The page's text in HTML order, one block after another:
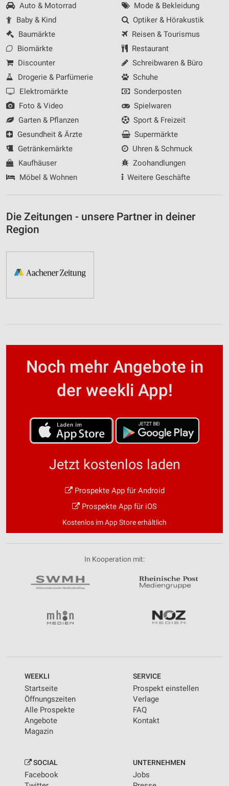
Auto & Motorrad
Baby & Kind
Baumärkte
Biomärkte
Discounter
Drogerie & Parfümerie
Elektromärkte
Foto & Video
Garten & Pflanzen
Gesundheit & Ärzte
Getränkemärkte
Kaufhäuser
Möbel & Wohnen
Mode & Bekleidung
Optiker & Hörakustik
Reisen & Tourismus
Restaurant
Schreibwaren & Büro
Schuhe
Sonderposten
Spielwaren
Sport & Freizeit
Supermärkte
Uhren & Schmuck
Zoohandlungen
Weitere Geschäfte
Die Zeitungen - unsere Partner in deiner
Region
Noch mehr Angebote in
der weekli App!
Jetzt kostenlos laden
Prospekte App für Android
Prospekte App für iOS
Kostenlos im App Store erhältlich
In Kooperation mit:
WEEKLI
Startseite
Öffnungszeiten
Alle Prospekte
Angebote
Magazin
SERVICE
Prospekt einstellen
Verlage
FAQ
Kontakt
SOCIAL
Facebook
UNTERNEHMEN
Jobs